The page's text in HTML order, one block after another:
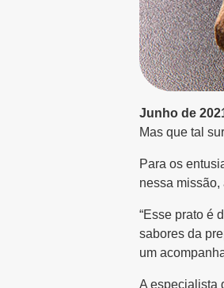
Junho de
Mas que tal
Para os
nessa
“Esse prato é
sabores da
um
A especialista